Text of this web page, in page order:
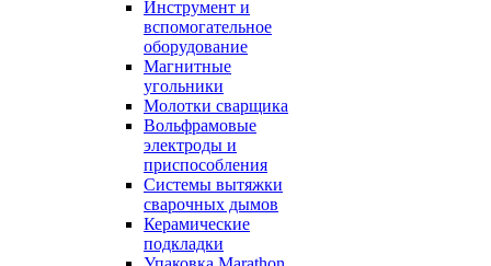
Инструмент и
вспомогательное
оборудование
Магнитные
угольники
Молотки сварщика
Вольфрамовые
электроды и
приспособления
Системы вытяжки
сварочных дымов
Керамические
подкладки